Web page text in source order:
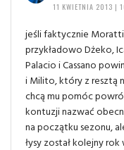
11 KWIETNIA 2013 |
jeśli faktycznie
przykładowo Dżeko,
Palacio i Cassano
i Milito, który z resztą
chcą mu pomóc
kontuzji nazwać
na początku sezonu,
łysy został kolejny rok